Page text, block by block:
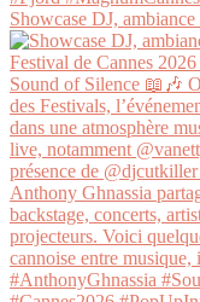
Showcase DJ,